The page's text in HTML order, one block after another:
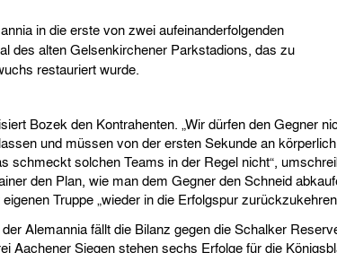
in die erste von zwei aufeinanderfolgenden
des alten Gelsenkirchener Parkstadions, das zu
restauriert wurde.
Bozek den Kontrahenten. „Wir dürfen den Gegner
und müssen von der ersten Sekunde an
schmeckt solchen Teams in der Regel nicht“,
den Plan, wie man dem Gegner den Schneid
Truppe „wieder in die Erfolgspur
Alemannia fällt die Bilanz gegen die Schalker
Aachener Siegen stehen sechs Erfolge für die